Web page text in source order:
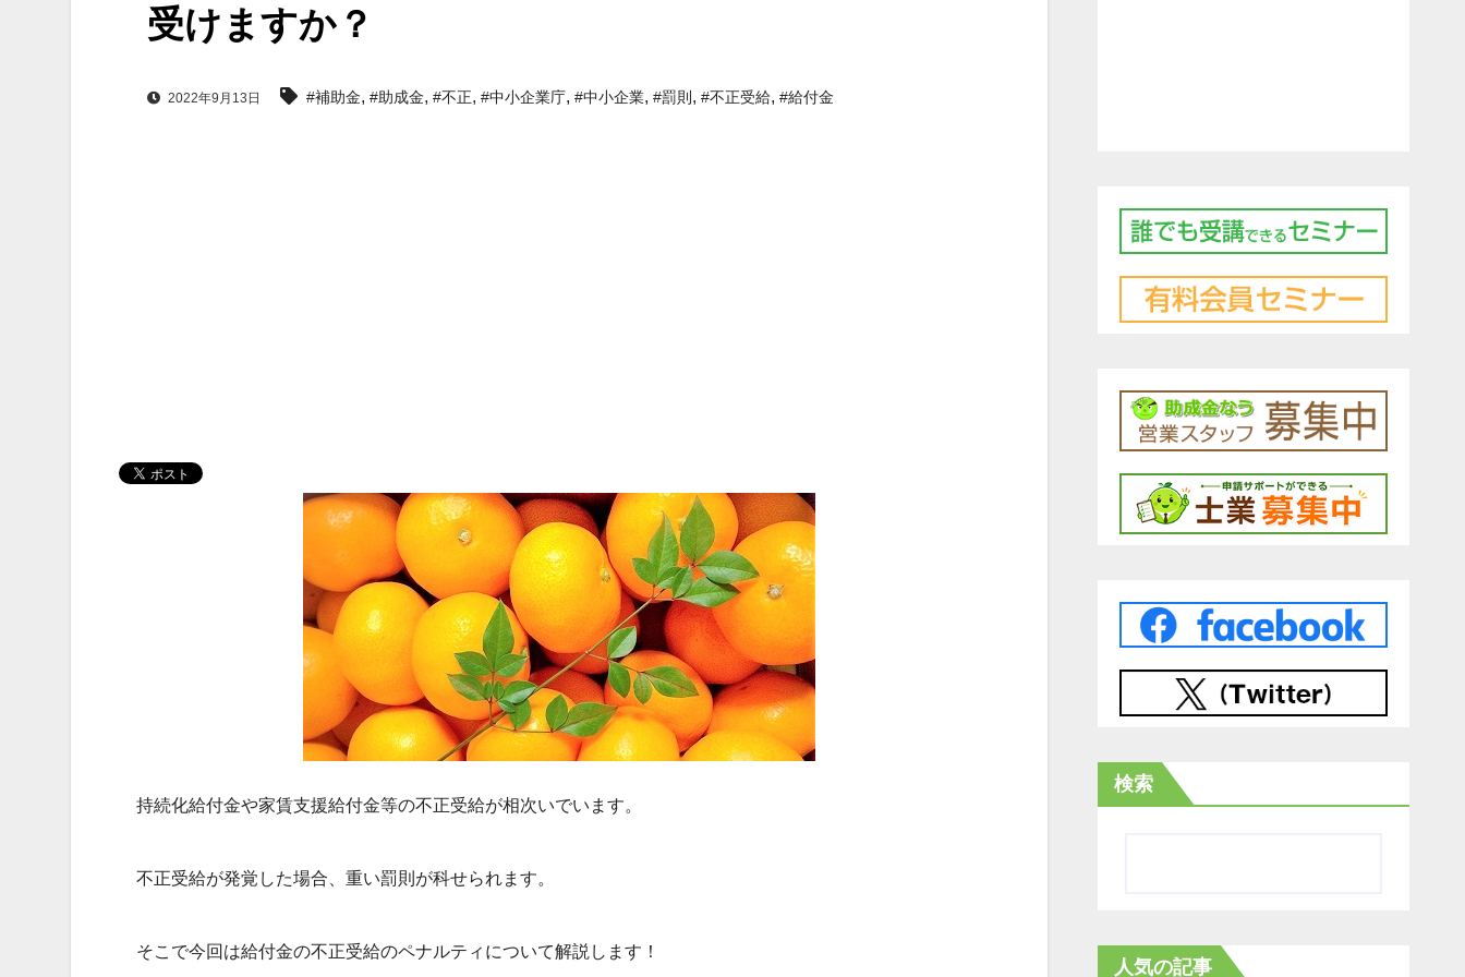
受けますか？
2022年9月13日 #補助金, #助成金, #不正, #中小企業庁, #中小企業, #罰則 , #不正受給, #給付金
持続化給付金や家賃支援給付金等の不正受給が相次いでいます。
不正受給が発覚した場合、重い罰則が科せられます。
そこで今回は給付金の不正受給のペナルティについて解説します！
検索
人気の記事